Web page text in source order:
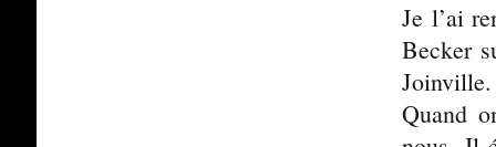
Je l’ai
Becker
Quand